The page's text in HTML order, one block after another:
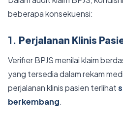
beberapa konsekuensi:
1. Perjalanan Klinis
Verifier BPJS menilai klaim
yang tersedia dalam rekam
perjalanan klinis pasien terlihat
berkembang.